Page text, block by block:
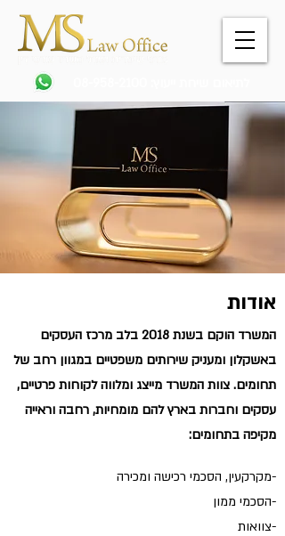
אודות
המשרד הוקם בשנת 2018 בלב מרכז העסקים
באשקלון ומעניק שירותים משפטיים במגוון רחב של
תחומים. צוות המשרד מייצג ומלווה לקוחות פרטיים,
עסקים וחברות בארץ להם מומחיות, רחבה וראייה
מקיפה בתחומים:
-מקרקעין, הסכמי רכישה ומכירה
-הסכמי ממון
-צוואות